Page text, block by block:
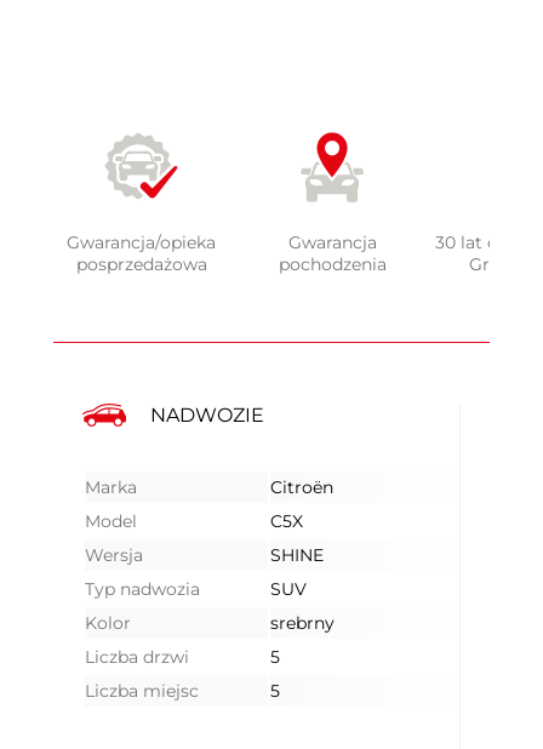
Gwarancja/opieka
posprzedażowa
Gwarancja
pochodzenia
30 lat
Grupy
NADWOZIE
Marka
Citroën
Model
C5X
Wersja
SHINE
Typ nadwozia
SUV
Kolor
srebrny
Liczba drzwi
5
Liczba miejsc
5